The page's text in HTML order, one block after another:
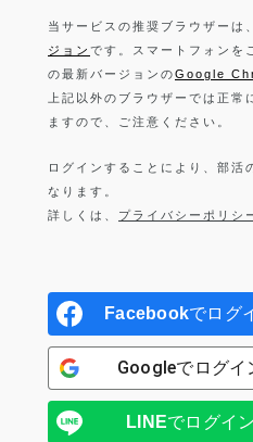
当サービスの推奨ブラウザーは、
ジョン です。スマートフォン
の最新バージョンのGoogle
上記以外のブラウザーでは正常
ますので、ご注意ください。
ログインすることにより、部活
なります。
詳しくは、 プライバシーポリシ
Facebookでログ
Googleでログイ
LINEでログイン